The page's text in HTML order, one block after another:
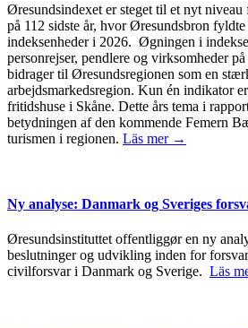
Øresundsindexet er steget til et nyt
på 112 sidste år, hvor Øresundsbron
indeksenheder i 2026. Øgningen i
personrejser, pendlere og virksomheder
bidrager til Øresundsregionen som en
arbejdsmarkedsregion. Kun én indikator
fritidshuse i Skåne. Dette års tema i
betydningen af den kommende Femern
turismen i regionen. Läs mer →
Ny analyse: Danmark og Sveriges
Øresundsinstituttet offentliggør en ny
beslutninger og udvikling inden for
civilforsvar i Danmark og Sverige. Läs